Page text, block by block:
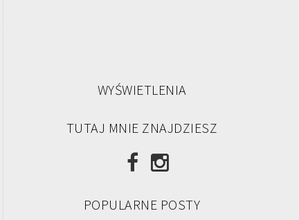
WYŚWIETLENIA
TUTAJ MNIE ZNAJDZIESZ
POPULARNE POSTY